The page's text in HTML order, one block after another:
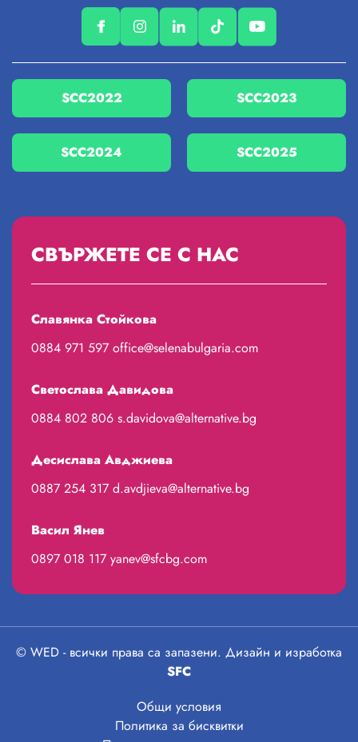
SCC2022 SCC2023
SCC2024 SCC2025
СВЪРЖЕТЕ СЕ С НАС
Славянка Стойкова
0884 971 597 office@selenabulgaria.com
Светослава Давидова
0884 802 806 s.davidova@alternative.bg
Десислава Авджиева
0887 254 317 d.avdjieva@alternative.bg
Васил Янев
0897 018 117 yanev@sfcbg.com
© WED - всички права са запазени. Дизайн и изработка
SFC
Общи условия
Политика за бисквитки